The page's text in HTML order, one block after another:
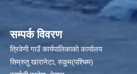
सम्पर्क विवरण
त्रिवेणी गाउँ कार्यपालिकाकाे कार्यालय
सिम्रुतु खारानेटा, रुकुम(पश्‍चिम)